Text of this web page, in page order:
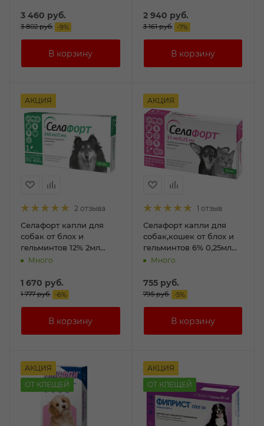
3 460 руб.
3 802руб. -9%
2 940 руб.
3 161руб. -7%
АКЦИЯ
2 отзыва
Селафорт капли для
собак от блох и
гельминтов 12% 2мл
(240мг 20.1кг-40кг №1)
Много
1 670 руб.
1 777руб. -6%
АКЦИЯ
1 отзыв
Селафорт капли для
собак,кошек от блох и
гельминтов 6% 0,25мл
(15мг до 2,5кг №1)
Много
755руб.
795руб. -5%
АКЦИЯ
ОТ КЛЕЩЕЙ
АКЦИЯ
ОТ КЛЕЩЕЙ